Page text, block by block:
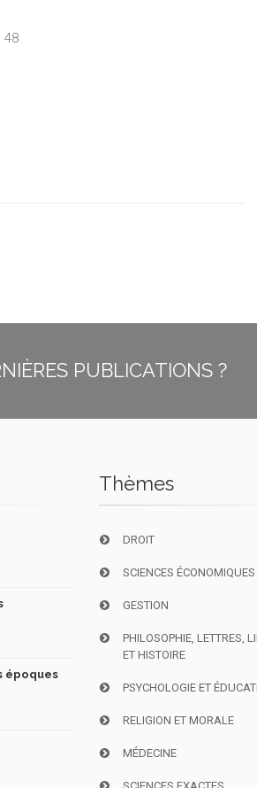
48
PUBLICATIONS ?
époques
Thèmes
DROIT
SCIENCES
GESTION
PHILOSOPHIE, LETTRES,
ET HISTOIRE
PSYCHOLOGIE ET
RELIGION ET MORALE
MÉDECINE